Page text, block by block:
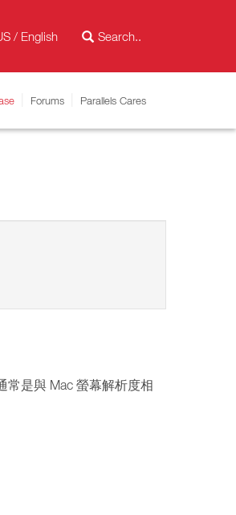
/ English
Forums Parallels Cares
常是與 Mac 螢幕解析度相